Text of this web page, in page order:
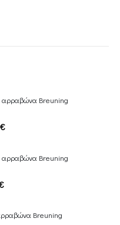
αρραβώνα Breuning
€Price
through
αρραβώνα Breuning
Price
through
Breuning